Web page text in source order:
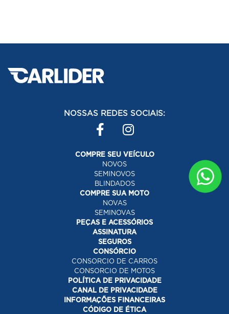
NOSSAS REDES SOCIAIS:
COMPRE SEU VEÍCULO
NOVOS
SEMINOVOS
BLINDADOS
COMPRE SUA MOTO
NOVAS
SEMINOVAS
PEÇAS E ACESSÓRIOS
ASSINATURA
SEGUROS
CONSÓRCIO
CONSORCIO DE CARROS
CONSORCIO DE MOTOS
POLÍTICA DE PRIVACIDADE
CANAL DE PRIVACIDADE
INFORMAÇÕES FINANCEIRAS
CÓDIGO DE ÉTICA